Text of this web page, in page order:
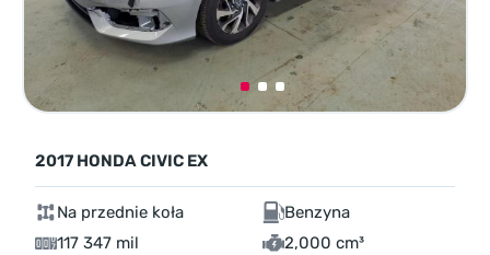
2017 HONDA CIVIC EX
Na przednie koła
Benzyna
117 347 mil
2,000 cm³